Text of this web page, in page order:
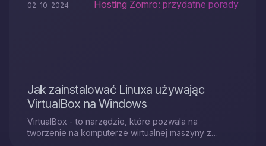
02-10-2024 Hosting Zomro: przydatne porady
Jak zainstalować Linuxa używając
VirtualBox na Windows
VirtualBox - to narzędzie, które pozwala na
tworzenie na komputerze wirtualnej maszyny z